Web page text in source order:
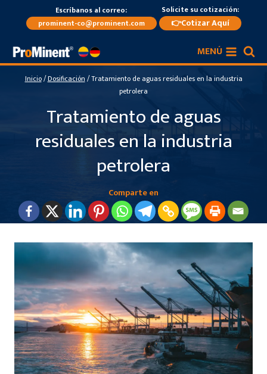
contenido
Escríbanos al correo:
prominent-co@prominent.com
Solicite su cotización:
👉Cotizar Aquí
MENÚ
Inicio/Dosificación/Tratamiento de aguas residuales en la industria
petrolera
Tratamiento de aguas
residuales en la industria
petrolera
Comparte en